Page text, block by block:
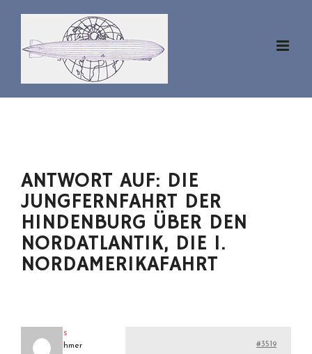
springen
ANTWORT AUF: DIE
JUNGFERNFAHRT DER
HINDENBURG ÜBER DEN
NORDATLANTIK, DIE 1.
NORDAMERIKAFAHRT
klaus
Teilnehmer #3519